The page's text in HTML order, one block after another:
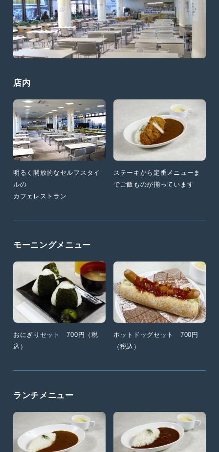
店内
明るく開放的なセルフスタイ
ルの
カフェレストラン
ステーキから定番メニューま
でご飯ものが揃っています
モーニングメニュー
おにぎりセット 700円（税
込）
ホットドッグセット 700円
（税込）
ランチメニュー